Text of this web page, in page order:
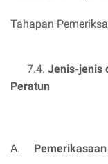
Tahapan
7.4. Jenis-jenis
Peratun
A.